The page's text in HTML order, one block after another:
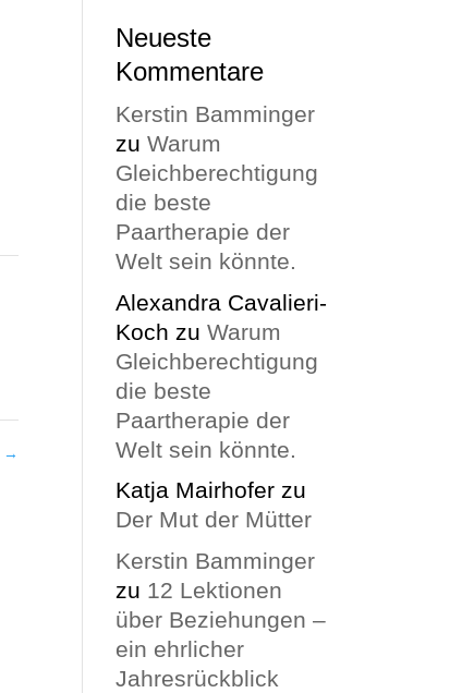
→
Neueste
Kommentare
Kerstin Bamminger
zuWarum
Gleichberechtigung
die beste
Paartherapie der
Welt sein könnte.
Alexandra Cavalieri-
Koch zuWarum
Gleichberechtigung
die beste
Paartherapie der
Welt sein könnte.
Katja Mairhofer zu
Der Mut der Mütter
Kerstin Bamminger
zu 12 Lektionen
über Beziehungen –
ein ehrlicher
Jahresrückblick